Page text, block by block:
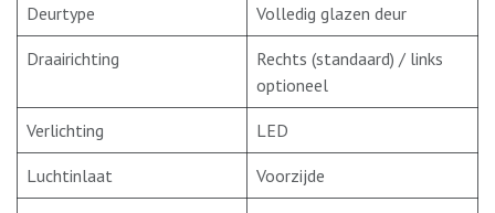
Deurtype Volledig glazen deur
Draairichting
Rechts (standaard) / links
optioneel
Verlichting LED
Luchtinlaat Voorzijde